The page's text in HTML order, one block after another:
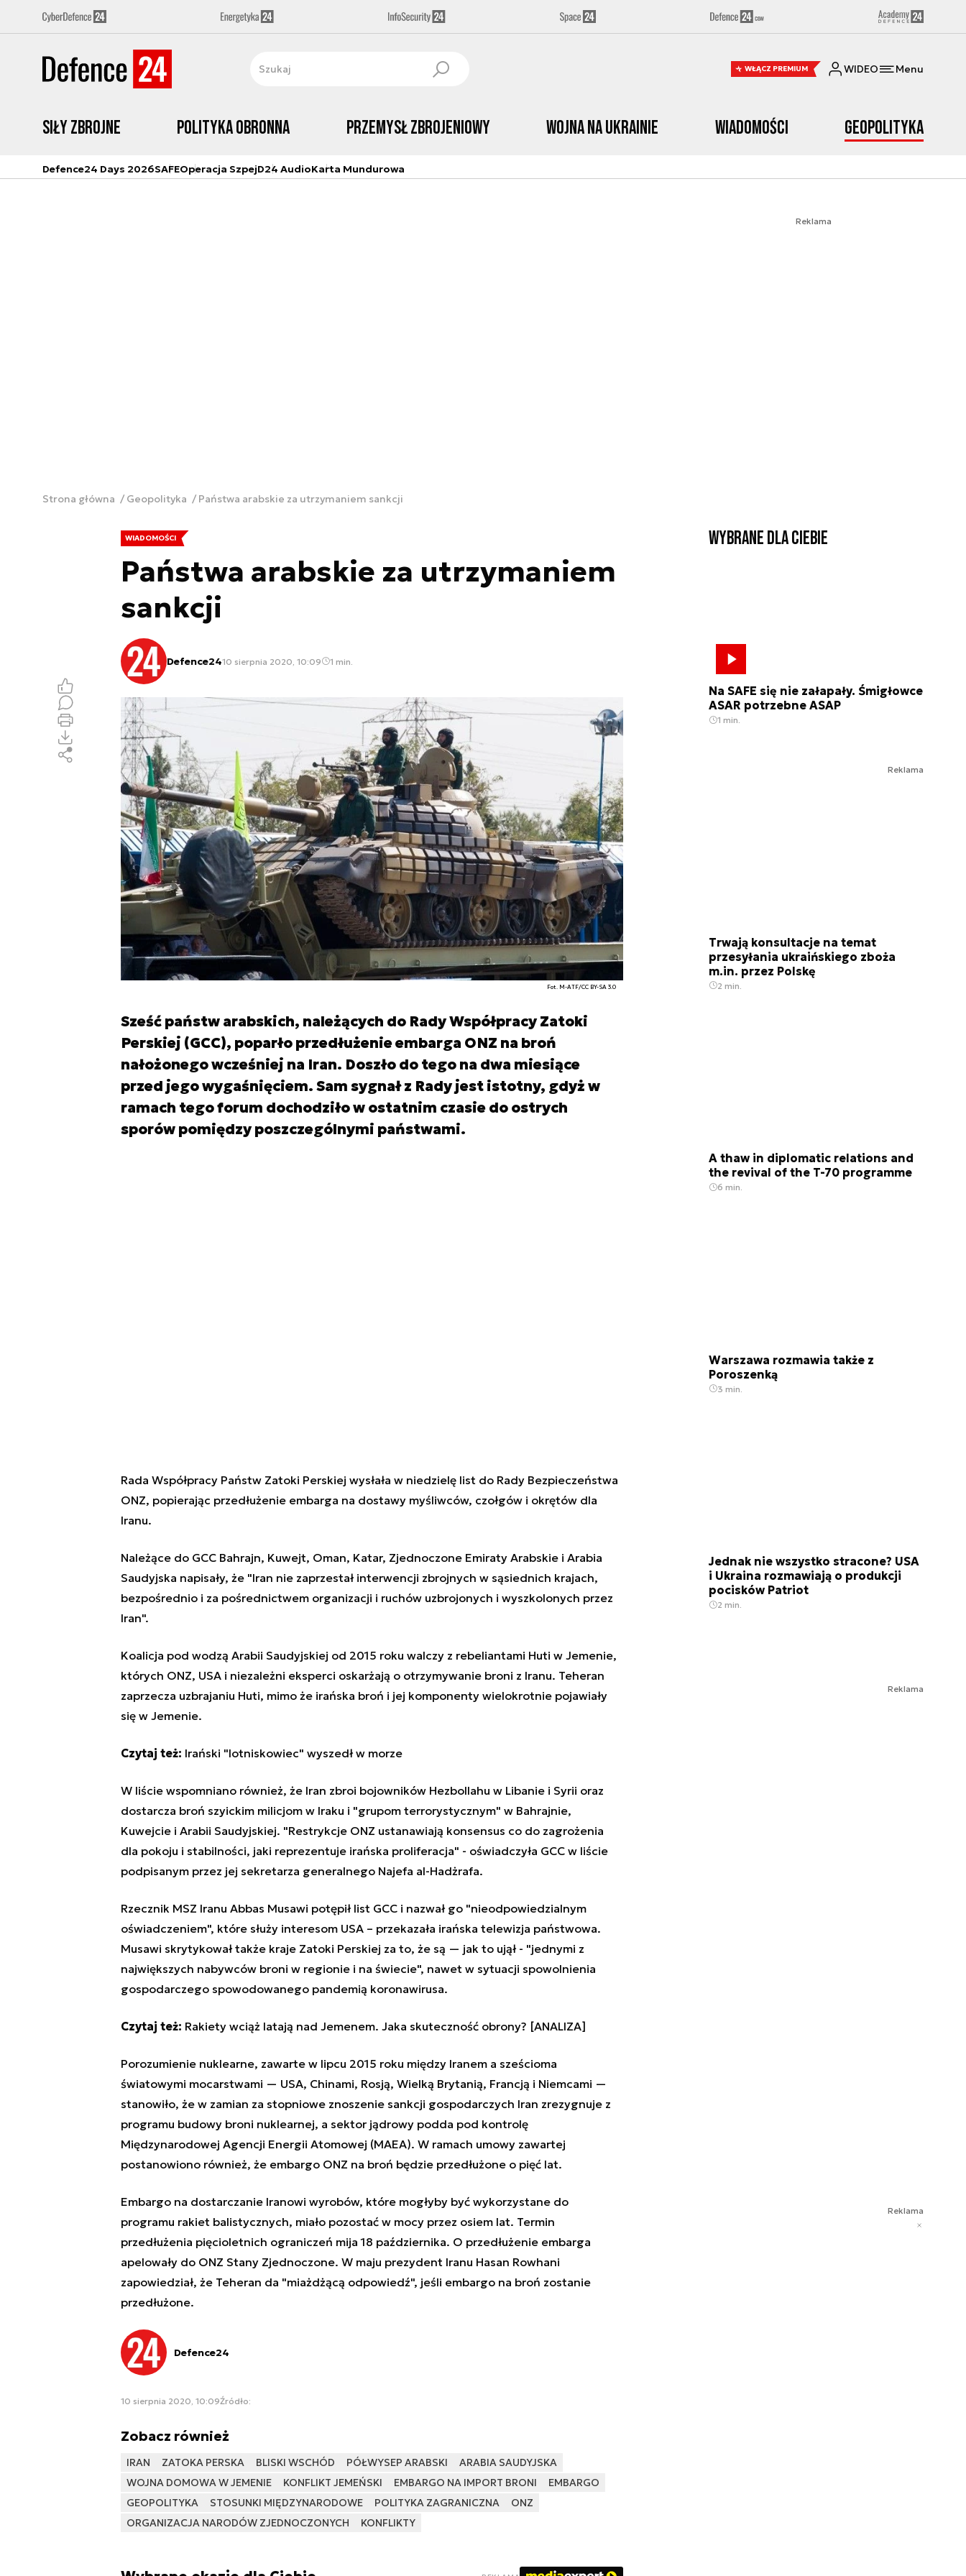
WŁĄCZ PREMIUM WIDEO Menu
Siły zbrojne Polityka obronna Przemysł Zbrojeniowy Wojna na Ukrainie Wiadomości Geopolityka
Defence24 Days 2026SAFEOperacja SzpejD24 AudioKarta Mundurowa
Reklama
Strona główna Geopolityka Państwa arabskie za utrzymaniem sankcji
WIADOMOŚCI
Państwa arabskie za utrzymaniem
sankcji
Defence2410 sierpnia 2020, 10:09 1 min.
Fot. M-ATF/CC BY-SA 3.0
Sześć państw arabskich, należących do Rady Współpracy Zatoki
Perskiej (GCC), poparło przedłużenie embarga ONZ na broń
nałożonego wcześniej na Iran. Doszło do tego na dwa miesiące
przed jego wygaśnięciem. Sam sygnał z Rady jest istotny, gdyż w
ramach tego forum dochodziło w ostatnim czasie do ostrych
sporów pomiędzy poszczególnymi państwami.
Rada Współpracy Państw Zatoki Perskiej wysłała w niedzielę list do Rady Bezpieczeństwa
ONZ, popierając przedłużenie embarga na dostawy myśliwców, czołgów i okrętów dla
Iranu.
Należące do GCC Bahrajn, Kuwejt, Oman, Katar, Zjednoczone Emiraty Arabskie i Arabia
Saudyjska napisały, że "Iran nie zaprzestał interwencji zbrojnych w sąsiednich krajach,
bezpośrednio i za pośrednictwem organizacji i ruchów uzbrojonych i wyszkolonych przez
Iran".
Koalicja pod wodzą Arabii Saudyjskiej od 2015 roku walczy z rebeliantami Huti w Jemenie,
których ONZ, USA i niezależni eksperci oskarżają o otrzymywanie broni z Iranu. Teheran
zaprzecza uzbrajaniu Huti, mimo że irańska broń i jej komponenty wielokrotnie pojawiały
się w Jemenie.
Czytaj też: Irański "lotniskowiec" wyszedł w morze
W liście wspomniano również, że Iran zbroi bojowników Hezbollahu w Libanie i Syrii oraz
dostarcza broń szyickim milicjom w Iraku i "grupom terrorystycznym" w Bahrajnie,
Kuwejcie i Arabii Saudyjskiej. "Restrykcje ONZ ustanawiają konsensus co do zagrożenia
dla pokoju i stabilności, jaki reprezentuje irańska proliferacja" - oświadczyła GCC w liście
podpisanym przez jej sekretarza generalnego Najefa al-Hadżrafa.
Rzecznik MSZ Iranu Abbas Musawi potępił list GCC i nazwał go "nieodpowiedzialnym
oświadczeniem", które służy interesom USA – przekazała irańska telewizja państwowa.
Musawi skrytykował także kraje Zatoki Perskiej za to, że są — jak to ujął - "jednymi z
największych nabywców broni w regionie i na świecie", nawet w sytuacji spowolnienia
gospodarczego spowodowanego pandemią koronawirusa.
Czytaj też: Rakiety wciąż latają nad Jemenem. Jaka skuteczność obrony? [ANALIZA]
Porozumienie nuklearne, zawarte w lipcu 2015 roku między Iranem a sześcioma
światowymi mocarstwami — USA, Chinami, Rosją, Wielką Brytanią, Francją i Niemcami —
stanowiło, że w zamian za stopniowe znoszenie sankcji gospodarczych Iran zrezygnuje z
programu budowy broni nuklearnej, a sektor jądrowy podda pod kontrolę
Międzynarodowej Agencji Energii Atomowej (MAEA). W ramach umowy zawartej
postanowiono również, że embargo ONZ na broń będzie przedłużone o pięć lat.
Embargo na dostarczanie Iranowi wyrobów, które mogłyby być wykorzystane do
programu rakiet balistycznych, miało pozostać w mocy przez osiem lat. Termin
przedłużenia pięcioletnich ograniczeń mija 18 października. O przedłużenie embarga
apelowały do ONZ Stany Zjednoczone. W maju prezydent Iranu Hasan Rowhani
zapowiedział, że Teheran da "miażdżącą odpowiedź", jeśli embargo na broń zostanie
przedłużone.
Defence24
10 sierpnia 2020, 10:09Źródło:
Zobacz również
IRAN ZATOKA PERSKA BLISKI WSCHÓD PÓŁWYSEP ARABSKI
ARABIA SAUDYJSKA
WOJNA DOMOWA W JEMENIE
KONFLIKT JEMEŃSKI EMBARGO NA IMPORT BRONI
EMBARGO
GEOPOLITYKA
STOSUNKI MIĘDZYNARODOWE POLITYKA ZAGRANICZNA
ONZ
ORGANIZACJA NARODÓW ZJEDNOCZONYCH
KONFLIKTY
Wybrane dla Ciebie
Na SAFE się nie załapały. Śmigłowce
ASAR potrzebne ASAP
1 min.
Reklama
Trwają konsultacje na temat
przesyłania ukraińskiego zboża
m.in. przez Polskę
2 min.
A thaw in diplomatic relations and
the revival of the T-70 programme
6 min.
Warszawa rozmawia także z
Poroszenką
3 min.
Jednak nie wszystko stracone? USA
i Ukraina rozmawiają o produkcji
pocisków Patriot
2 min.
Reklama
Reklama